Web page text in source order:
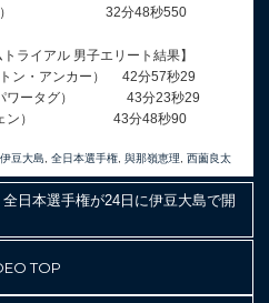
High 5） 32分48秒550
ライアル 男子エリート結果】
ン・アンカー） 42分57秒29
パワータグ） 43分23秒29
ッツェン） 43分48秒90
伊豆大島 全日本選手権 與那嶺恵理 西薗良太
日本選手権が24日に伊豆大島で開
TOP